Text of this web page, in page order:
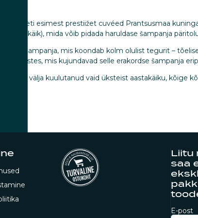
esitleti esimest prestiižet cuvéed Prantsusmaa
aastakäik), mida võib pidada haruldase šampanja
šampanja, mis koondab kolm olulist tegurit –
mis kujundavad selle erakordse šampanja
välja kuulutanud vaid üksteist aastakäiku, kõige
Liitu
saa
E-post